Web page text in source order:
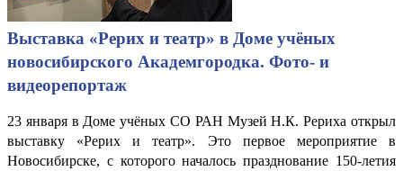
Выставка «Рерих и театр» в Доме учёных
новосибирского Академгородка. Фото- и
видеорепортаж
23 января в Доме учёных СО РАН Музей Н.К. Рериха открыл
выставку «Рерих и театр». Это первое мероприятие в
Новосибирске, с которого началось празднование 150-летия